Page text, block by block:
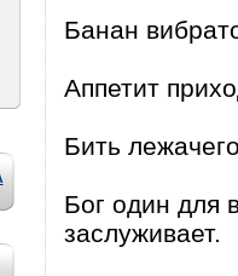
Банан
Аппетит
Бить
Бог один для
заслуживает.